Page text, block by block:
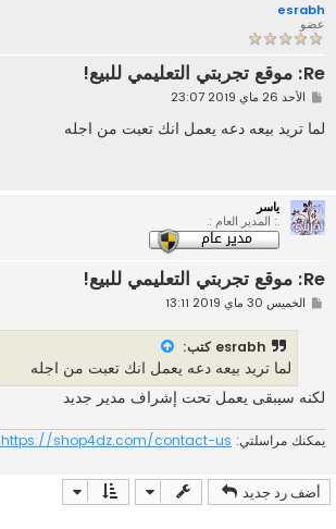
esrabh
عضو
Re: موقع تجربتي التعليمي للبيع!
م
ا
ر
الأحد 26 ماي 2019 23:07
لما تريد بيعه دعه يعمل انك تعبت من اجله
ياسر
.: المدير العام :.
Re: موقع تجربتي التعليمي للبيع!
مالخميس 30 ماي 2019 13:11
esrabh كتب:
لما تريد بيعه دعه يعمل انك تعبت من اجله
لكنه سيبقى يعمل تحت إشراف مدير جديد
يمكنك مراسلتي: https://shop4dz.com/contact-us/
أضف رد جديد